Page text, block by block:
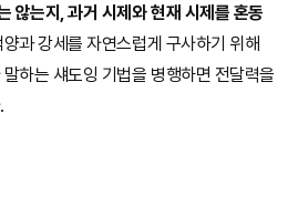
않는지, 과거 시제와 현재 시제를 혼동
과 강세를 자연스럽게 구사하기 위해
하는 섀도잉 기법을 병행하면 전달력을